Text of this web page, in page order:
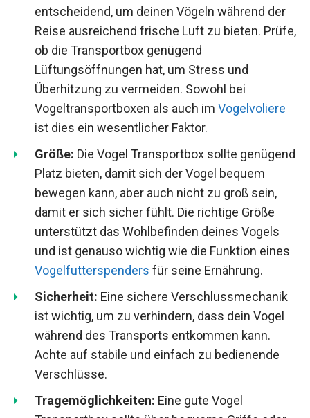
entscheidend, um deinen Vögeln während der
Reise ausreichend frische Luft zu bieten. Prüfe,
ob die Transportbox genügend
Lüftungsöffnungen hat, um Stress und
Überhitzung zu vermeiden. Sowohl bei
Vogeltransportboxen als auch im Vogelvoliere
ist dies ein wesentlicher Faktor.
Größe: Die Vogel Transportbox sollte genügend
Platz bieten, damit sich der Vogel bequem
bewegen kann, aber auch nicht zu groß sein,
damit er sich sicher fühlt. Die richtige Größe
unterstützt das Wohlbefinden deines Vogels
und ist genauso wichtig wie die Funktion eines
Vogelfutterspenders für seine Ernährung.
Sicherheit: Eine sichere Verschlussmechanik
ist wichtig, um zu verhindern, dass dein Vogel
während des Transports entkommen kann.
Achte auf stabile und einfach zu bedienende
Verschlüsse.
Tragemöglichkeiten: Eine gute Vogel